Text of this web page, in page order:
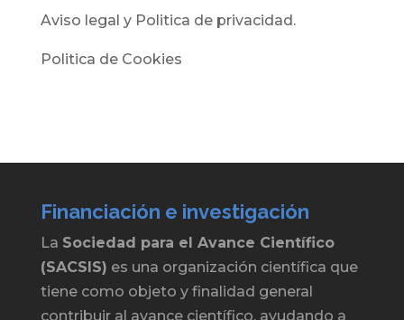
Aviso legal y Politica de privacidad.
Politica de Cookies
Financiación e investigación
La Sociedad para el Avance Científico
(SACSIS) es una organización científica que
tiene como objeto y finalidad general
contribuir al avance científico, ayudando a